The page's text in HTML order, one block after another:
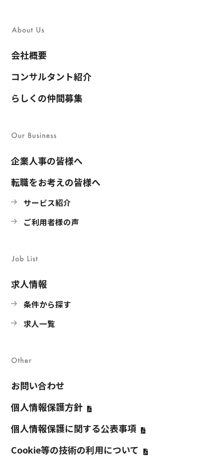
会社概要
コンサルタント紹介
らしくの仲間募集
企業人事の皆様へ
転職をお考えの皆様へ
サービス紹介
ご利用者様の声
求人情報
条件から探す
求人一覧
お問い合わせ
個人情報保護方針
個人情報保護に関する公表事項
Cookie等の技術の利⽤について